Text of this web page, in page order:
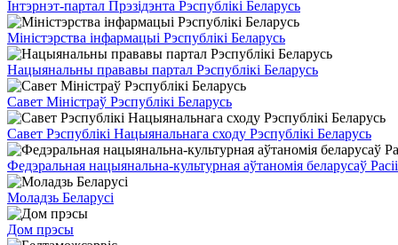
Інтэрнэт-партал Прэзідэнта Рэспублікі Беларусь
Міністэрства інфармацыі Рэспублікі Беларусь
Нацыянальны прававы партал Рэспублікі Беларусь
Савет Міністраў Рэспублікі Беларусь
Савет Рэспублікі Нацыянальнага сходу Рэспублікі Беларусь
Федэральная нацыянальна-культурная аўтаномія беларусаў Расіі
Моладзь Беларусі
Дом прэсы